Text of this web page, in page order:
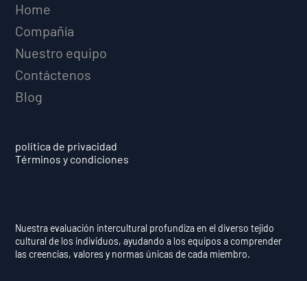
Home
Compañía
Nuestro equipo
Contáctenos
Blog
política de privacidad
Términos y condiciones
Nuestra evaluación intercultural profundiza en el diverso tejido
cultural de los individuos, ayudando a los equipos a comprender
las creencias, valores y normas únicas de cada miembro.